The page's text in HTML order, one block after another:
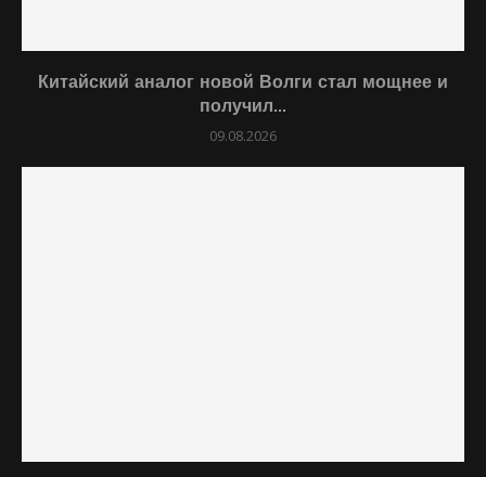
Китайский аналог новой Волги стал мощнее и
получил...
09.08.2026